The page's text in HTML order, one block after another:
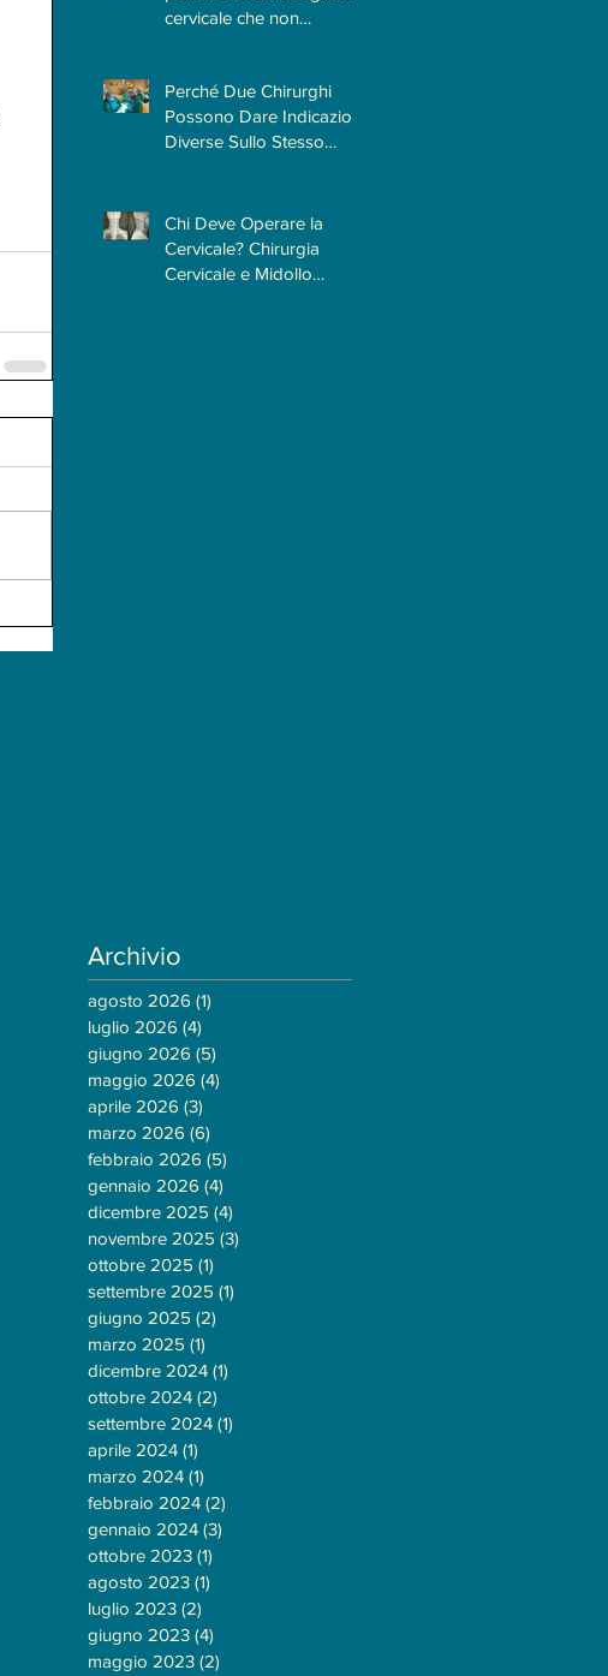
cervicale che non
Perché Due Chirurghi
Possono Dare Indicazioni
Diverse Sullo Stesso
Chi Deve Operare la
Cervicale? Chirurgia
Cervicale e Midollo
Archivio
agosto 2026 (1)
luglio 2026 (4)
giugno 2026 (5)
maggio 2026 (4)
aprile 2026 (3)
marzo 2026 (6)
febbraio 2026 (5)
gennaio 2026 (4)
dicembre 2025 (4)
novembre 2025 (3)
ottobre 2025 (1)
settembre 2025 (1)
giugno 2025 (2)
marzo 2025 (1)
dicembre 2024 (1)
ottobre 2024 (2)
settembre 2024 (1)
aprile 2024 (1)
marzo 2024 (1)
febbraio 2024 (2)
gennaio 2024 (3)
ottobre 2023 (1)
agosto 2023 (1)
luglio 2023 (2)
giugno 2023 (4)
maggio 2023 (2)